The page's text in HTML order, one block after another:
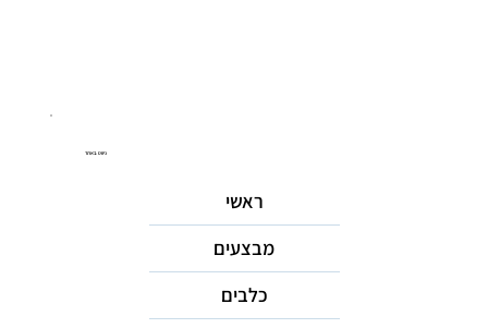
ניווט באתר
ראשי
מבצעים
כלבים